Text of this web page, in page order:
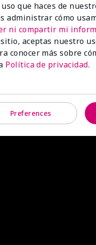
que haces de
administrar cómo
ni compartir mi
aceptas nuestro
conocer más sobre
Política de privacidad.
Preferences